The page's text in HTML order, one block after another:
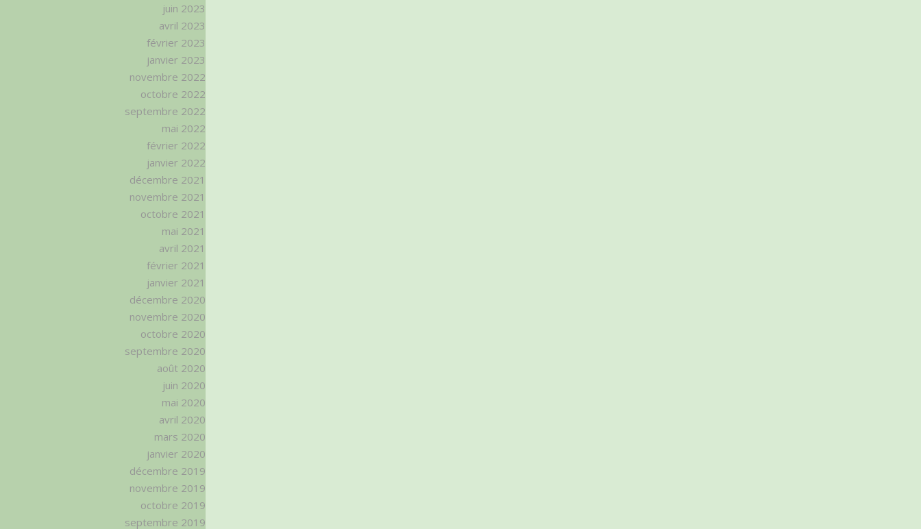
juin 2023
avril 2023
février 2023
janvier 2023
novembre 2022
octobre 2022
septembre 2022
mai 2022
février 2022
janvier 2022
décembre 2021
novembre 2021
octobre 2021
mai 2021
avril 2021
février 2021
janvier 2021
décembre 2020
novembre 2020
octobre 2020
septembre 2020
août 2020
juin 2020
mai 2020
avril 2020
mars 2020
janvier 2020
décembre 2019
novembre 2019
octobre 2019
septembre 2019